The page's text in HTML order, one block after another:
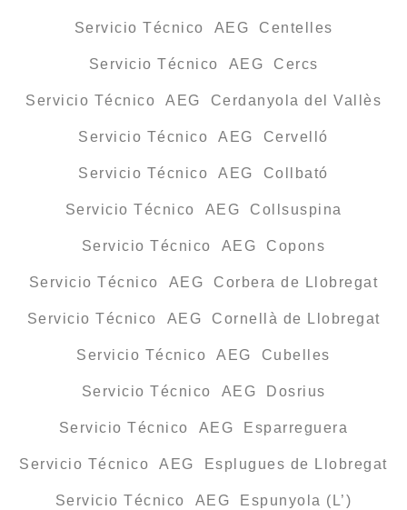
Servicio Técnico AEG Centelles
Servicio Técnico AEG Cercs
Servicio Técnico AEG Cerdanyola del Vallès
Servicio Técnico AEG Cervelló
Servicio Técnico AEG Collbató
Servicio Técnico AEG Collsuspina
Servicio Técnico AEG Copons
Servicio Técnico AEG Corbera de Llobregat
Servicio Técnico AEG Cornellà de Llobregat
Servicio Técnico AEG Cubelles
Servicio Técnico AEG Dosrius
Servicio Técnico AEG Esparreguera
Servicio Técnico AEG Esplugues de Llobregat
Servicio Técnico AEG Espunyola (L’)